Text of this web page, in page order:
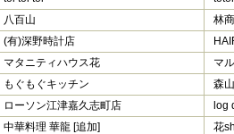
八百山
林
(有)深野時計店
マタニティハウス花
マ
もぐもぐキッチン
森
ローソン江津嘉久志町店
log
中華料理 華龍 [追加]
花